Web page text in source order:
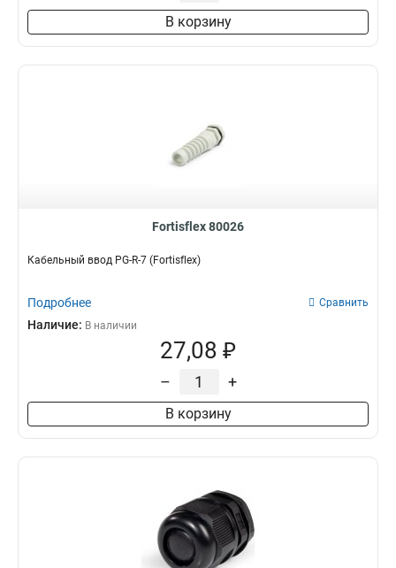
В корзину
Fortisflex 80026
Кабельный ввод PG-R-7 (Fortisflex)
Подробнее Сравнить
Наличие: В наличии
27,08 ₽
– +
В корзину